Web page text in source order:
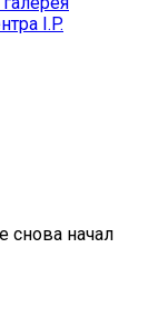
I.P.
снова начал